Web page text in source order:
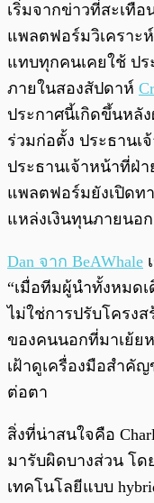
เริ่มจากข่าวที่สะเทือ
แพลตฟอร์มวิเคราะ
แทบทุกคนเคยใช้ ปร
ภายในสองสัปดาห์
ประกาศนี้เกิดขึ้นหลั
ร่วมก่อตั้ง ประธานเ
ประธานเจ้าหน้าที่ฝ่า
แพลตฟอร์มยังเปิดท
แหล่งเงินทุนภายนอ
Dan จาก BeAWhale
“เมื่อทีมผู้นำทั้งหมด
ไม่ใช่การปรับโครง
ของคนนอกที่มาเย้ย
เฝ้าดูเครื่องมือสำคั
ต่อตา
สิ่งที่น่าสนใจคือ
มารับผิดบางส่วน โด
เทคโนโลยีแบบ